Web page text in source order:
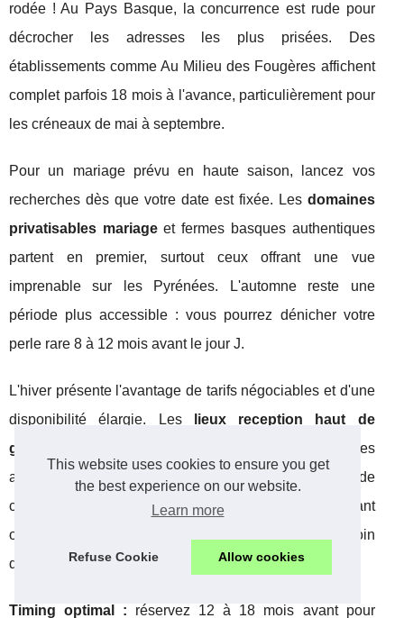
This website uses cookies to ensure you get
the best experience on our website.
Learn more
Refuse Cookie Allow cookies
rodée ! Au Pays Basque, la concurrence est rude pour
décrocher les adresses les plus prisées. Des
établissements comme Au Milieu des Fougères affichent
complet parfois 18 mois à l'avance, particulièrement pour
les créneaux de mai à septembre.
Pour un mariage prévu en haute saison, lancez vos
recherches dès que votre date est fixée. Les domaines
privatisables mariageet fermes basques authentiques
partent en premier, surtout ceux offrant une vue
imprenable sur les Pyrénées. L'automne reste une
période plus accessible : vous pourrez dénicher votre
perle rare 8 à 12 mois avant le jour J.
L'hiver présente l'avantage de tarifs négociables et d'une
disponibilité élargie. Les
lieux reception haut de
gamme anglet
proposent souvent des packages
avantageux entre novembre et mars. Cette période
convient parfaitement aux couples flexibles souhaitant
organiser une réception intime dans un cadre raffiné, loin
de l'affluence estivale qui caractérise la côte basque.
Timing optimal : réservez 12 à 18 mois avant pour